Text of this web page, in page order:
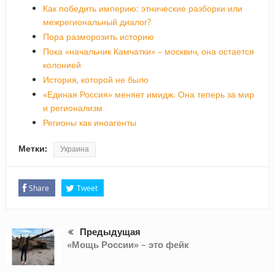
Как победить империю: этнические разборки или
межрегиональный диалог?
Пора разморозить историю
Пока «начальник Камчатки» – москвич, она остается
колонией
История, которой не было
«Единая Россия» меняет имидж. Она теперь за мир
и регионализм
Регионы как иноагенты
Метки: Украина
Share Tweet
Предыдущая
«Мощь России» – это фейк